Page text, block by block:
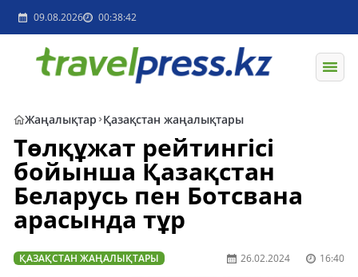
09.08.2026 00:38:42
Жаңалықтар Қазақстан жаңалықтары
Төлқұжат рейтингісі
бойынша Қазақстан
Беларусь пен Ботсвана
арасында тұр
ҚАЗАҚСТАН ЖАҢАЛЫҚТАРЫ 26.02.2024 16:40